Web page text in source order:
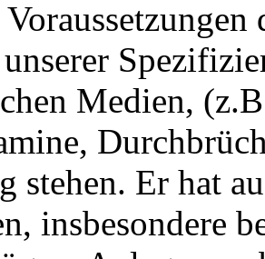
Medien,
stehen. Er hat
insbesondere